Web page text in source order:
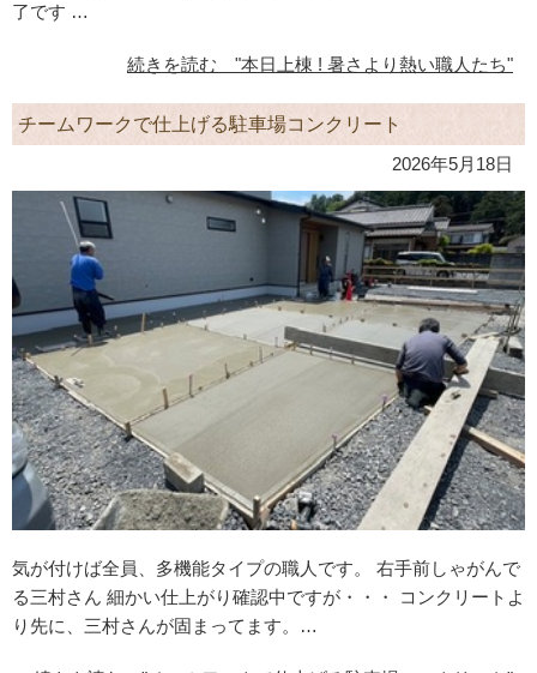
了です …
続きを読む "本日上棟 ! 暑さより熱い職人たち"
チームワークで仕上げる駐車場コンクリート
2026年5月18日
気が付けば全員、多機能タイプの職人です。 右手前しゃがんで
る三村さん 細かい仕上がり確認中ですが・・・ コンクリートよ
り先に、三村さんが固まってます。…